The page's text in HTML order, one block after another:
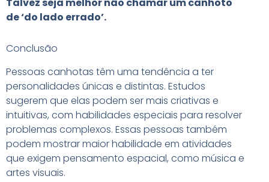
de ‘do lado errado’.
Conclusão
Pessoas canhotas têm uma tendência a ter
personalidades únicas e distintas. Estudos
sugerem que elas podem ser mais criativas e
intuitivas, com habilidades especiais para resolver
problemas complexos. Essas pessoas também
podem mostrar maior habilidade em atividades
que exigem pensamento espacial, como música e
artes visuais.